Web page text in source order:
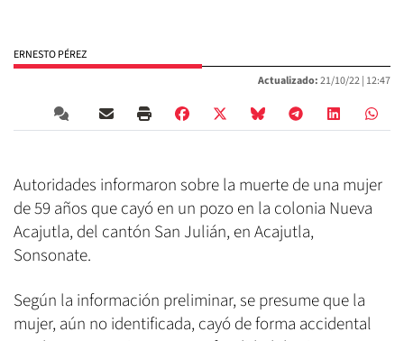
ERNESTO PÉREZ
Actualizado:21/10/22 | 12:47
Autoridades informaron sobre la muerte de una mujer
de 59 años que cayó en un pozo en la colonia Nueva
Acajutla, del cantón San Julián, en Acajutla,
Sonsonate.
Según la información preliminar, se presume que la
mujer, aún no identificada, cayó de forma accidental